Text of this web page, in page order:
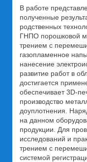
В работе
полученные
родственных
ГНПО порошковой
трением с
газопламенное
нанесение
развитие работ в
достигается
обеспечивает 3D-
производство
доуплотнения.
на данном
продукции. Для
исследований и
трением с
системой